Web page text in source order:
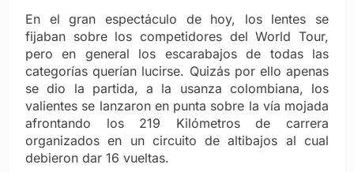
En el gran espectáculo de hoy, los lentes se
fijaban sobre los competidores del World Tour,
pero en general los escarabajos de todas las
categorías querían lucirse. Quizás por ello apenas
se dio la partida, a la usanza colombiana, los
valientes se lanzaron en punta sobre la vía mojada
afrontando los 219 Kilómetros de carrera
organizados en un circuito de altibajos al cual
debieron dar 16 vueltas.